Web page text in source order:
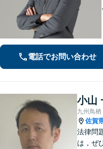
電話でお問い合わせ
小山
九州鳥
佐賀
法律問
は，ぜ